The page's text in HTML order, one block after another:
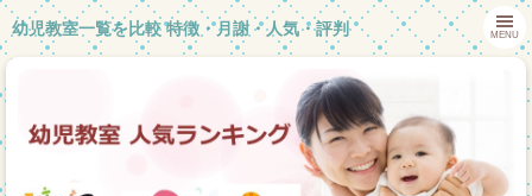
幼児教室一覧を比較 特徴・月謝・人気・評判 MENU